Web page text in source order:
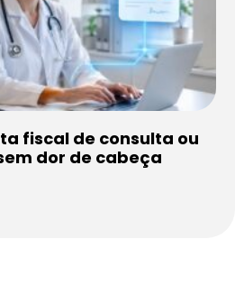
fiscal de consulta ou
dor de cabeça